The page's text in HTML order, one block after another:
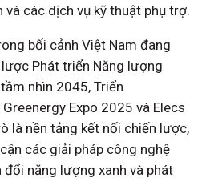
các dịch vụ kỹ thuật phụ trợ.
bối cảnh Việt Nam đang
Phát triển Năng lượng
nhìn 2045, Triển
Expo 2025 và Elecs
là nền tảng kết nối chiến lược,
các giải pháp công nghệ
năng lượng xanh và phát